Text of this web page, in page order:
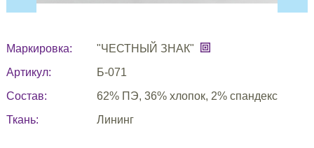
Маркировка:
"ЧЕСТНЫЙ ЗНАК"
Артикул:
Б-071
Состав:
62% ПЭ, 36% хлопок, 2% спандекс
Ткань:
Лининг